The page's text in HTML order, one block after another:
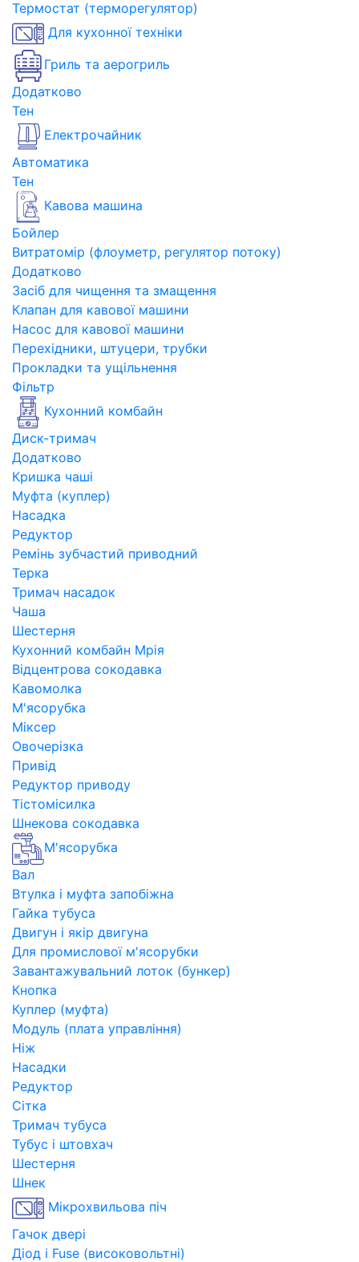
Термостат (терморегулятор)
Для кухонної техніки
Гриль та аерогриль
Додатково
Тен
Електрочайник
Автоматика
Тен
Кавова машина
Бойлер
Витратомір (флоуметр, регулятор потоку)
Додатково
Засіб для чищення та змащення
Клапан для кавової машини
Насос для кавової машини
Перехідники, штуцери, трубки
Прокладки та ущільнення
Фільтр
Кухонний комбайн
Диск-тримач
Додатково
Кришка чаші
Муфта (куплер)
Насадка
Редуктор
Ремінь зубчастий приводний
Терка
Тримач насадок
Чаша
Шестерня
Кухонний комбайн Мрія
Відцентрова сокодавка
Кавомолка
М'ясорубка
Міксер
Овочерізка
Привід
Редуктор приводу
Тістомісилка
Шнекова сокодавка
М'ясорубка
Вал
Втулка і муфта запобіжна
Гайка тубуса
Двигун і якір двигуна
Для промислової м'ясорубки
Завантажувальний лоток (бункер)
Кнопка
Куплер (муфта)
Модуль (плата управління)
Ніж
Насадки
Редуктор
Сітка
Тримач тубуса
Тубус і штовхач
Шестерня
Шнек
Мікрохвильова піч
Гачок двері
Діод і Fuse (високовольтні)